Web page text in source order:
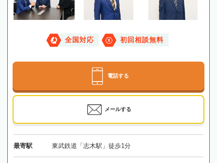
全国対応 初回相談無料
電話する
メールする
最寄駅 東武鉄道「志木駅」徒歩1分